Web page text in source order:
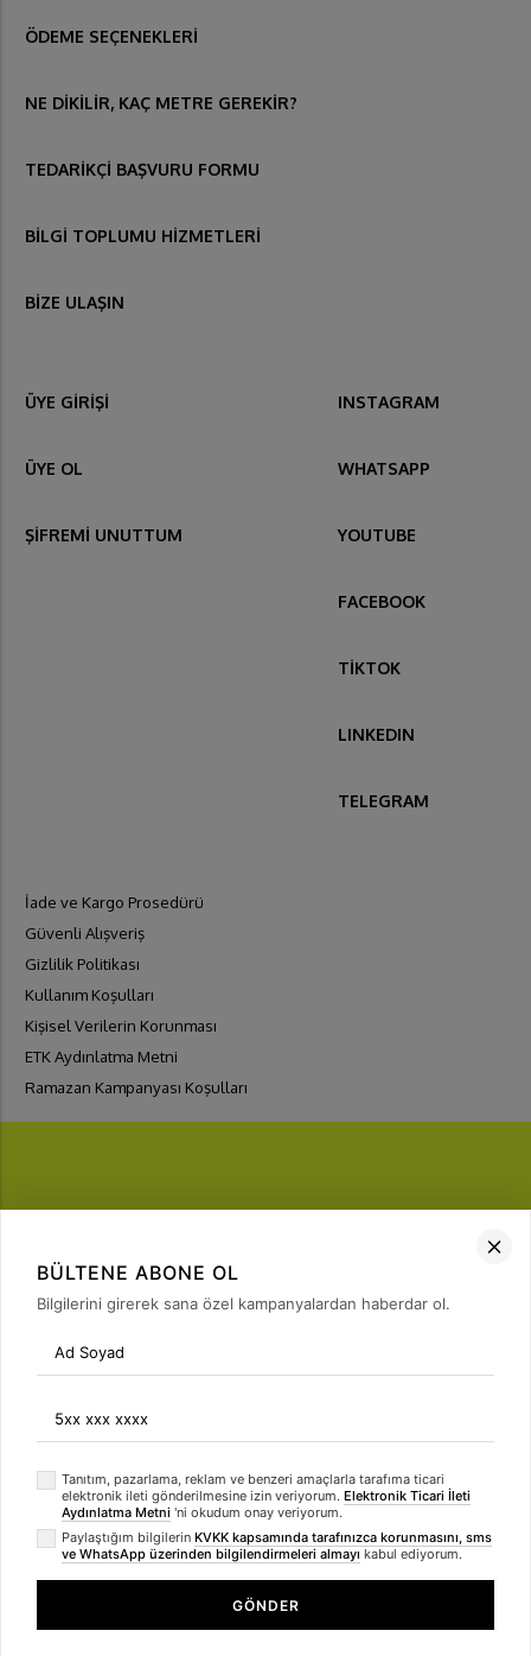
ÖDEME SEÇENEKLERİ
NE DİKİLİR, KAÇ METRE GEREKİR?
TEDARİKÇİ BAŞVURU FORMU
BİLGİ TOPLUMU HİZMETLERİ
BİZE ULAŞIN
ÜYE GİRİŞİ
ÜYE OL
ŞİFREMİ UNUTTUM
INSTAGRAM
WHATSAPP
YOUTUBE
FACEBOOK
TİKTOK
LINKEDIN
TELEGRAM
İade ve Kargo Prosedürü
Güvenli Alışveriş
Gizlilik Politikası
Kullanım Koşulları
Kişisel Verilerin Korunması
ETK Aydınlatma Metni
Ramazan Kampanyası Koşulları
FIRSATLARI YAKALA
Bülten Üyeliği
arrow_forward
© 2021 Signed by
BÜLTENE ABONE OL
Bilgilerini girerek sana özel kampanyalardan haberdar ol.
Tanıtım, pazarlama, reklam ve benzeri amaçlarla tarafıma ticari
elektronik ileti gönderilmesine izin veriyorum. Elektronik Ticari İleti
Aydınlatma Metni 'ni okudum onay veriyorum.
Paylaştığım bilgilerin KVKK kapsamında tarafınızca korunmasını, sms
ve WhatsApp üzerinden bilgilendirmeleri almayı kabul ediyorum.
GÖNDER